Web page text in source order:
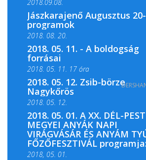
2018.09.08.
Jászkarajenő Augusztus
programok
2018. 08. 20.
2018. 05. 11. - A boldogság
forrásai
2018. 05. 11. 17 óra
2018. 05. 11. 19 óra
2018. 05. 12. Zsib-börze
Nagykőrös
2018. 05. 12.
2018. 05. 01. A XX. DÉL-PEST
MEGYEI ANYÁK NAPI
VIRÁGVÁSÁR ÉS ANYÁM
FŐZŐFESZTIVÁL programja:
2018, 05. 01.